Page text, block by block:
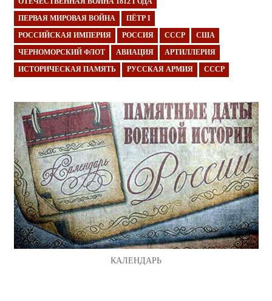
ПЕРВАЯ МИРОВАЯ ВОЙНА ПЁТР I
РОССИЙСКАЯ ИМПЕРИЯ РОССИЯ СССР США
ЧЕРНОМОРСКИЙ ФЛОТ АВИАЦИЯ АРТИЛЛЕРИЯ
ИСТОРИЧЕСКАЯ ПАМЯТЬ РУССКАЯ АРМИЯ СССР
КАЛЕНДАРЬ